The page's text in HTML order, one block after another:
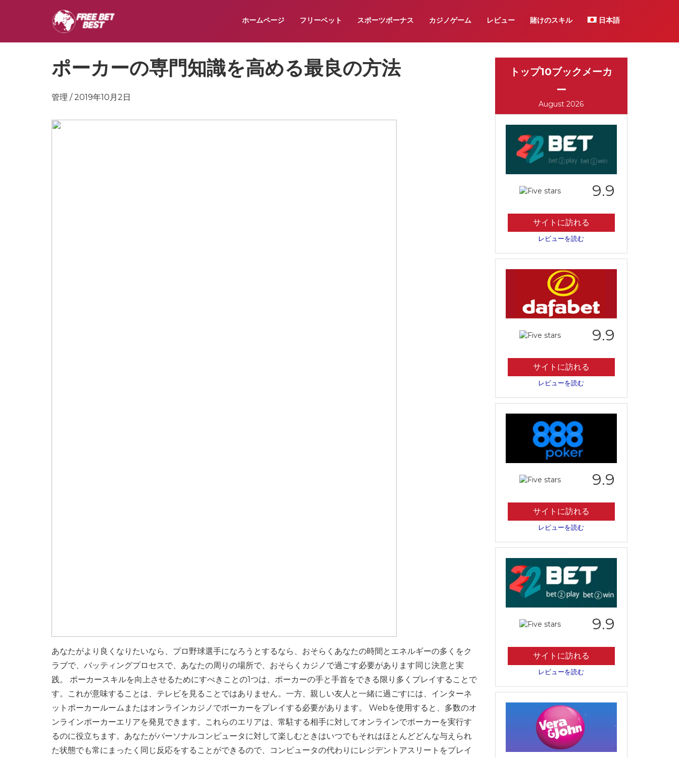
ホームページ フリーベット スポーツボーナス カジノゲーム レビュー 賭けのスキル 日本語
ポーカーの専門知識を高める最良の方法
管理 / 2019年10月2日
あなたがより良くなりたいなら、プロ野球選手になろうとするなら、おそらくあなたの時間とエネルギーの多くをク
ラブで、バッティングプロセスで、あなたの周りの場所で、おそらくカジノで過ごす必要があります同じ決意と実
践。 ポーカースキルを向上させるためにすべきことの1つは、ポーカーの手と手首をできる限り多くプレイすることで
す。これが意味することは、テレビを見ることではありません。一方、親しい友人と一緒に過ごすには、インターネ
ットポーカールームまたはオンラインカジノでポーカーをプレイする必要があります。 Webを使用すると、多数のオ
ンラインポーカーエリアを発見できます。これらのエリアは、常駐する相手に対してオンラインでポーカーを実行す
るのに役立ちます。あなたがパーソナルコンピュータに対して楽しむときはいつでもそれはほとんどどんな与えられ
た状態でも常にまったく同じ反応をすることができるので、コンピュータの代わりにレジデントアスリートをプレイ
トップ10ブックメーカ
ー
August 2026
9.9
サイトに訪れる
レビューを読む
9.9
サイトに訪れる
レビューを読む
9.9
サイトに訪れる
レビューを読む
9.9
サイトに訪れる
レビューを読む